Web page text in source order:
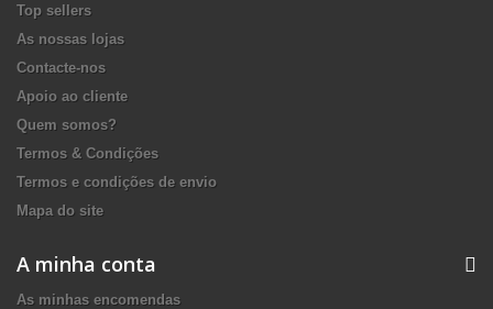
Top sellers
As nossas lojas
Contacte-nos
Apoio ao cliente
Quem somos?
Termos & Condições
Termos e condições de envio
Mapa do site
A minha conta
As minhas encomendas